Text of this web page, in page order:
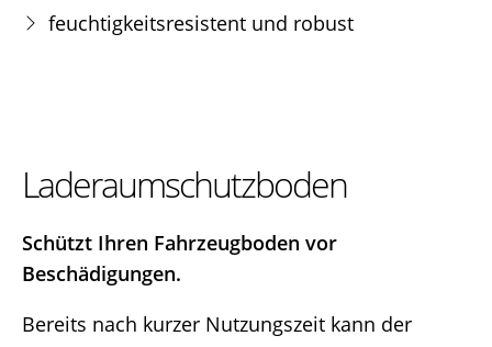
feuchtigkeitsresistent und robust
Laderaumschutzboden
Schützt Ihren Fahrzeugboden vor
Beschädigungen.
Bereits nach kurzer Nutzungszeit kann der